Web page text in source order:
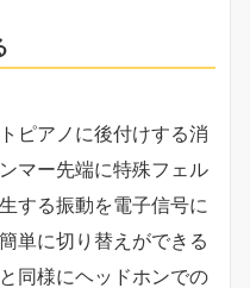
ピアノに後付けする消
マー先端に特殊フェル
する振動を電子信号に
単に切り替えができる
同様にヘッドホンでの